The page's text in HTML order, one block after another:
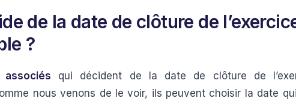
de la date de clôture de
?
associés qui décident de la date de clôture de
nous venons de le voir, ils peuvent choisir la date